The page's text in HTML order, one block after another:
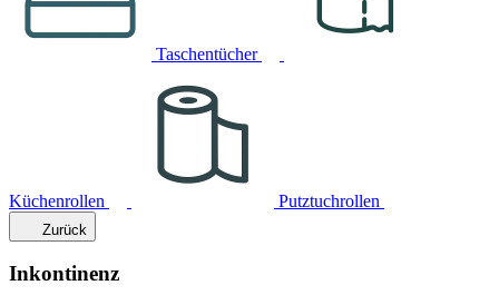
Taschentücher
Küchenrollen Putztuchrollen
Zurück
Inkontinenz